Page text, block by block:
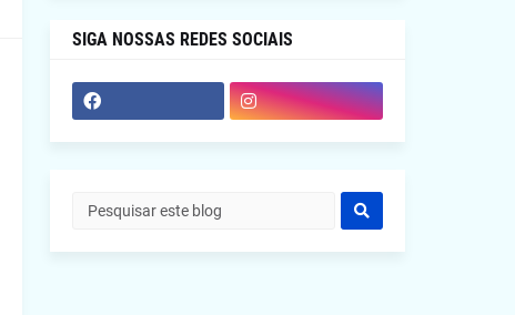
SIGA NOSSAS REDES SOCIAIS